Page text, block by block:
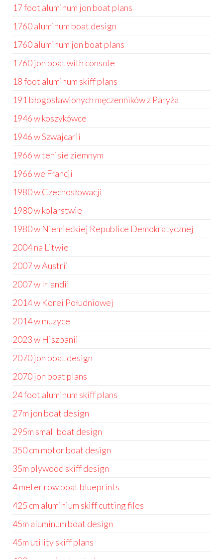
17 foot aluminum jon boat plans
1760 aluminum boat design
1760 aluminum jon boat plans
1760 jon boat with console
18 foot aluminum skiff plans
191 błogosławionych męczenników z Paryża
1946 w koszykówce
1946 w Szwajcarii
1966 w tenisie ziemnym
1966 we Francji
1980 w Czechosłowacji
1980 w kolarstwie
1980 w Niemieckiej Republice Demokratycznej
2004 na Litwie
2007 w Austrii
2007 w Irlandii
2014 w Korei Południowej
2014 w muzyce
2023 w Hiszpanii
2070 jon boat design
2070 jon boat plans
24 foot aluminum skiff plans
27m jon boat design
295m small boat design
350 cm motor boat design
35m plywood skiff design
4 meter row boat blueprints
425 cm aluminium skiff cutting files
45m aluminum boat design
45m utility skiff plans